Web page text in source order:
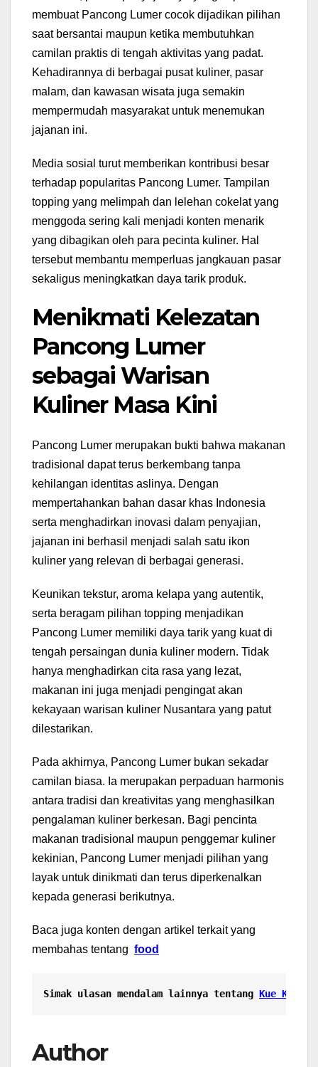
membuat Pancong Lumer cocok dijadikan pilihan
saat bersantai maupun ketika membutuhkan
camilan praktis di tengah aktivitas yang padat.
Kehadirannya di berbagai pusat kuliner, pasar
malam, dan kawasan wisata juga semakin
mempermudah masyarakat untuk menemukan
jajanan ini.
Media sosial turut memberikan kontribusi besar
terhadap popularitas Pancong Lumer. Tampilan
topping yang melimpah dan lelehan cokelat yang
menggoda sering kali menjadi konten menarik
yang dibagikan oleh para pecinta kuliner. Hal
tersebut membantu memperluas jangkauan pasar
sekaligus meningkatkan daya tarik produk.
Menikmati Kelezatan
Pancong Lumer
sebagai Warisan
Kuliner Masa Kini
Pancong Lumer merupakan bukti bahwa makanan
tradisional dapat terus berkembang tanpa
kehilangan identitas aslinya. Dengan
mempertahankan bahan dasar khas Indonesia
serta menghadirkan inovasi dalam penyajian,
jajanan ini berhasil menjadi salah satu ikon
kuliner yang relevan di berbagai generasi.
Keunikan tekstur, aroma kelapa yang autentik,
serta beragam pilihan topping menjadikan
Pancong Lumer memiliki daya tarik yang kuat di
tengah persaingan dunia kuliner modern. Tidak
hanya menghadirkan cita rasa yang lezat,
makanan ini juga menjadi pengingat akan
kekayaan warisan kuliner Nusantara yang patut
dilestarikan.
Pada akhirnya, Pancong Lumer bukan sekadar
camilan biasa. Ia merupakan perpaduan harmonis
antara tradisi dan kreativitas yang menghasilkan
pengalaman kuliner berkesan. Bagi pencinta
makanan tradisional maupun penggemar kuliner
kekinian, Pancong Lumer menjadi pilihan yang
layak untuk dinikmati dan terus diperkenalkan
kepada generasi berikutnya.
Baca juga konten dengan artikel terkait yang
membahas tentang food
Simak ulasan mendalam lainnya tentang Kue Koya:
Author